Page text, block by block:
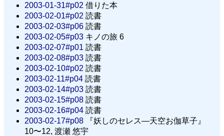
2003-01-31#p02 借りた本
2003-02-01#p02 読書
2003-02-03#p06 読書
2003-02-05#p03 キノの旅 6
2003-02-07#p01 読書
2003-02-08#p03 読書
2003-02-10#p02 読書
2003-02-11#p04 読書
2003-02-14#p03 読書
2003-02-15#p08 読書
2003-02-16#p04 読書
2003-02-17#p08 『妖しのセレス—天空お伽草子』
10〜12, 渡瀬 悠宇